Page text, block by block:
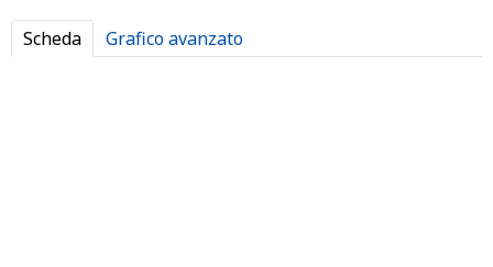
Scheda Grafico avanzato